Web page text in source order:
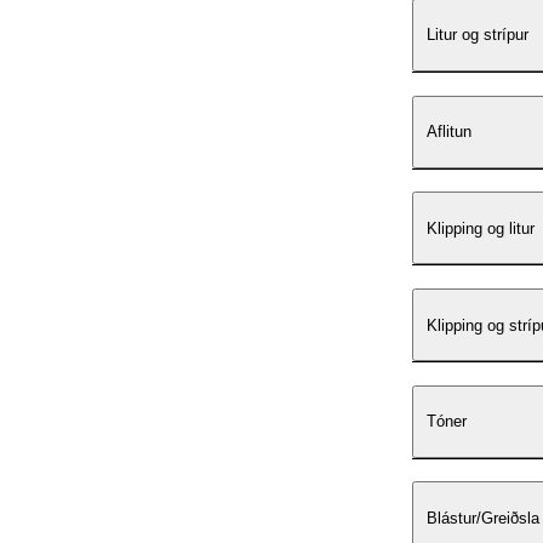
Litur og strípur
Aflitun
Klipping og litur
Klipping og
Tóner
Blástur/Greiðsla